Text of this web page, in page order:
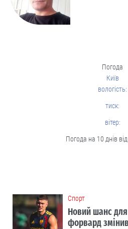
Погода
Київ
вологість:
тиск:
вітер:
Погода на 10 днів від
Cпорт
Новий шанс
форвард